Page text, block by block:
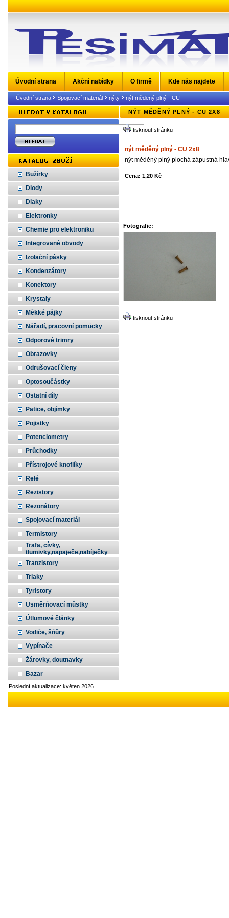
Úvodní strana Akční nabídky O firmě Kde nás najdete
Úvodní strana Spojovací materiál nýty nýt mědený plný - CU
Bužírky
Diody
Diaky
Elektronky
Chemie pro elektroniku
Integrované obvody
Izolační pásky
Kondenzátory
Konektory
Krystaly
Měkké pájky
Nářadí, pracovní pomůcky
Odporové trimry
Obrazovky
Odrušovací členy
Optosoučástky
Ostatní díly
Patice, objímky
Pojistky
Potenciometry
Průchodky
Přístrojové knoflíky
Relé
Rezistory
Rezonátory
Spojovací materiál
Termistory
Trafa, cívky,
tlumivky,napaječe,nabíječky
Tranzistory
Triaky
Tyristory
Usměrňovací můstky
Útlumové články
Vodiče, šňůry
Vypínače
Žárovky, doutnavky
Bazar
Poslední aktualizace: květen 2026
NÝT MĚDĚNÝ PLNÝ - CU 2X8
tisknout stránku
nýt měděný plný - CU 2x8
nýt měděný plný plochá zápustná
Cena: 1,20 Kč
Fotografie:
tisknout stránku